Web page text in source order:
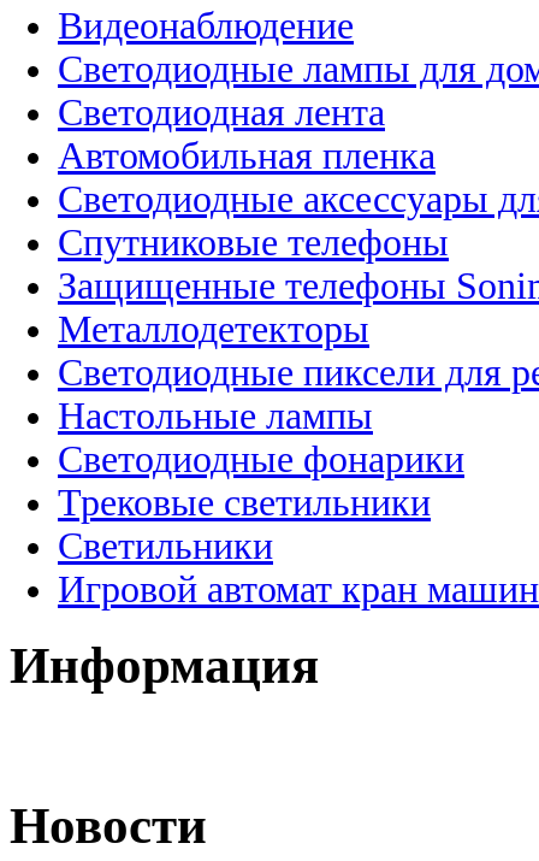
Видеонаблюдение
Светодиодные лампы для
Светодиодная лента
Автомобильная пленка
Светодиодные аксессуары
Спутниковые телефоны
Защищенные телефоны
Металлодетекторы
Светодиодные пиксели для
Настольные лампы
Светодиодные фонарики
Трековые светильники
Светильники
Игровой автомат кран
Информация
Новости